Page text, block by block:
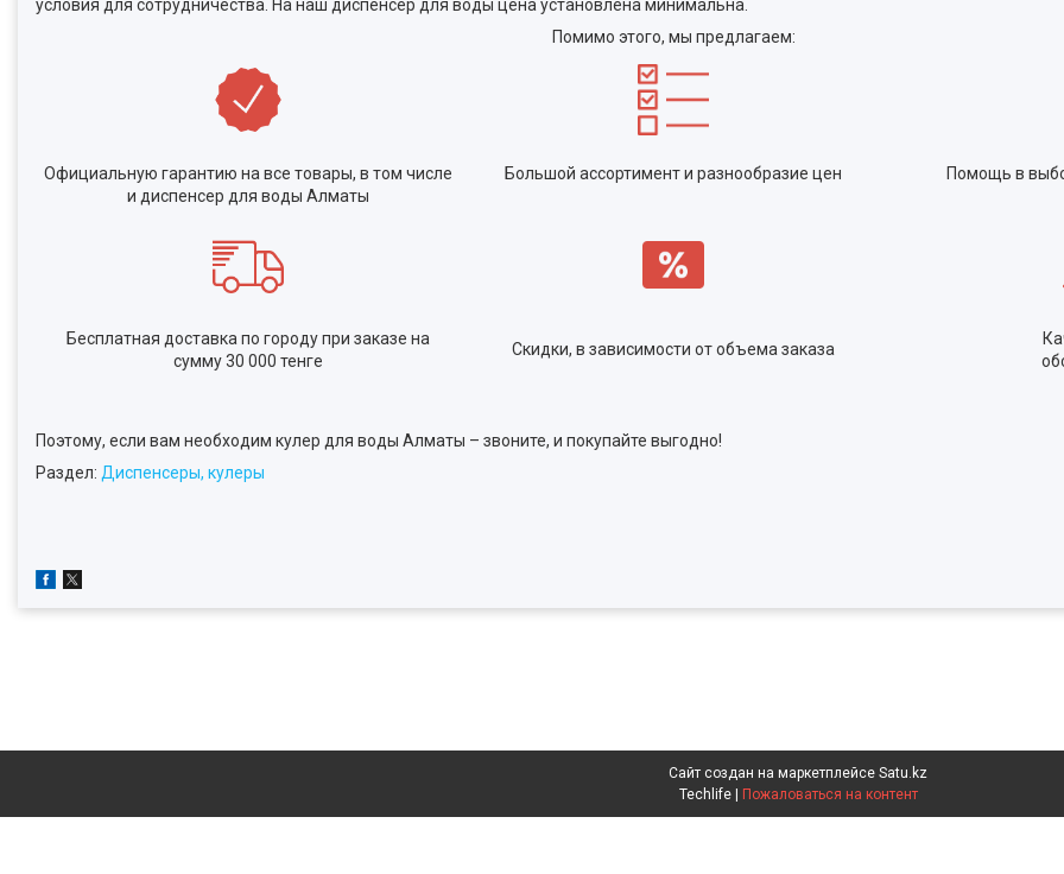
условия для сотрудничества. На наш диспенсер для воды цена установлена минимальна.
Помимо этого, мы предлагаем:
Официальную гарантию на все товары, в том числе
и диспенсер для воды Алматы
Большой ассортимент и разнообразие цен Помощь в
Бесплатная доставка по городу при заказе на
сумму 30 000 тенге
Скидки, в зависимости от объема заказа
Поэтому, если вам необходим кулер для воды Алматы – звоните, и покупайте выгодно!
Раздел: Диспенсеры, кулеры
Сайт создан на маркетплейсе Satu.kz
Techlife | Пожаловаться на контент